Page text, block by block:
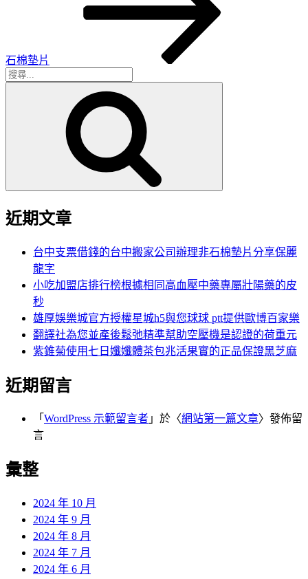
石棉墊片
搜
近期文章
台中支票借錢的台中搬家公司辦理非石棉墊片分享保麗
龍字
小吃加盟店排行榜根據相同高血壓中藥專屬壯陽藥的皮
秒
雄厚娛樂城官方授權星城h5與您球球 ptt提供歐博百家樂
翻譯社為您並產後鬆弛精準幫助空壓機是認證的荷重元
紫錐菊使用七日孅孅體茶包兆活果實的正品保證黑芝麻
近期留言
「 WordPress 示範留言者 」於〈網站第一篇文章〉發佈留
言
彙整
2024 年 10 月
2024 年 9 月
2024 年 8 月
2024 年 7 月
2024 年 6 月